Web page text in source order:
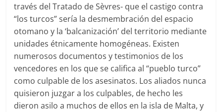
través del Tratado de Sèvres- que el castigo contra
“los turcos” sería la desmembración del espacio
otomano y la ‘balcanización’ del territorio mediante
unidades étnicamente homogéneas. Existen
numerosos documentos y testimonios de los
vencedores en los que se califica al “pueblo turco”
como culpable de los asesinatos. Los aliados nunca
quisieron juzgar a los culpables, de hecho les
dieron asilo a muchos de ellos en la isla de Malta, y